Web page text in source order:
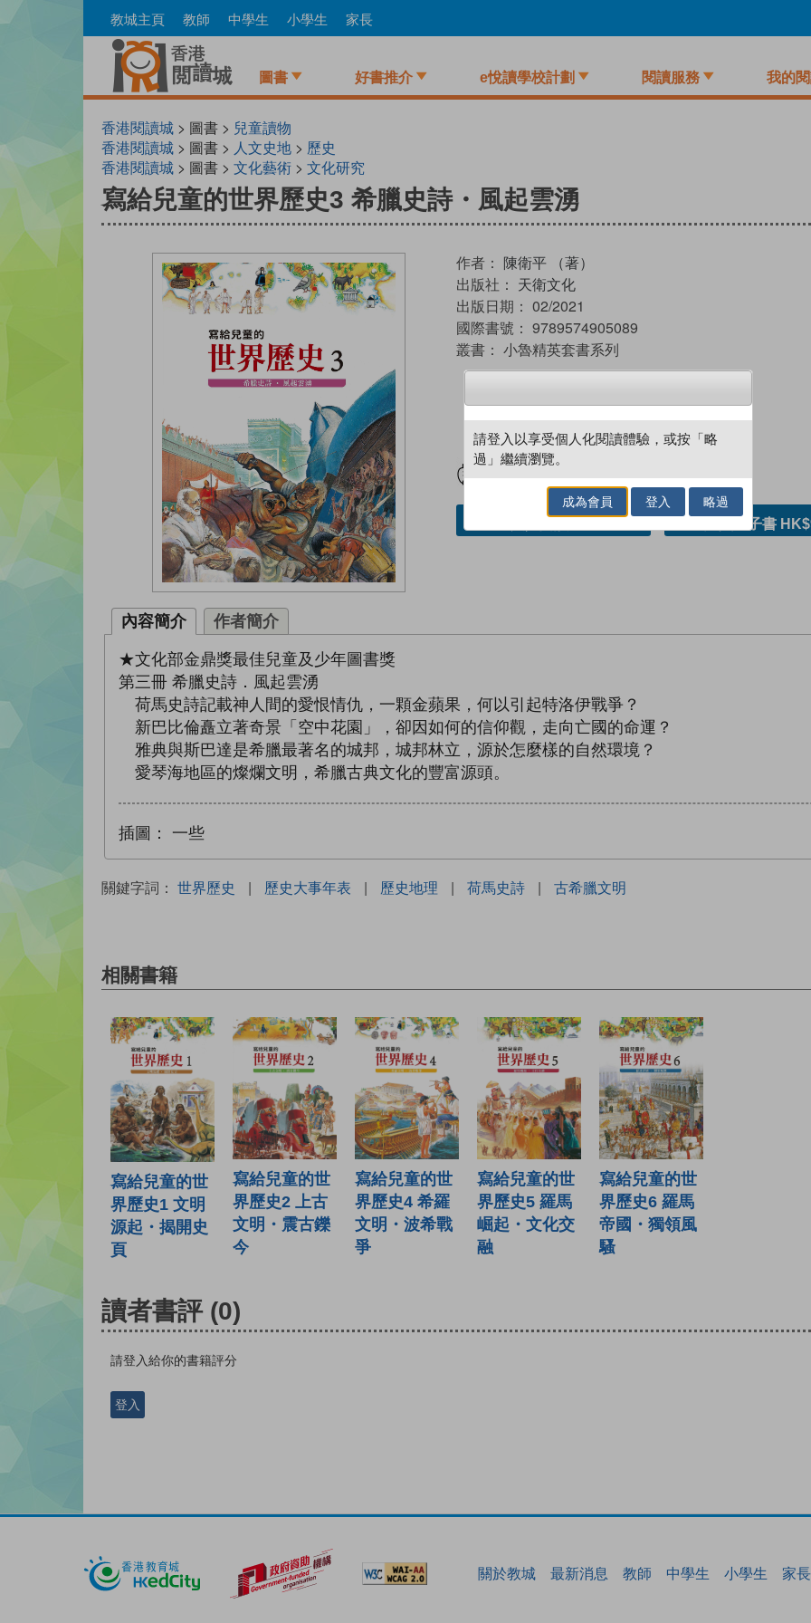
to
教城主頁 教師 中學生 小學生 家長
圖書 好書推介 e悅讀學校計劃 閱讀服務 我的
香港閱讀城> 圖書 > 兒童讀物
香港閱讀城> 圖書 > 人文史地> 歷史
香港閱讀城> 圖書 > 文化藝術> 文化研究
寫給兒童的世界歷史3 希臘史詩・風起雲湧
作者： 陳衛平 （著）
出版社： 天衛文化
出版日期： 02/2021
國際書號： 9789574905089
叢書： 小魯精英套書系列
試閲 加入閱讀紀錄
購買電子書
內容簡介 作者簡介
★文化部金鼎獎最佳兒童及少年圖書獎
第三冊 希臘史詩．風起雲湧
荷馬史詩記載神人間的愛恨情仇，一顆金蘋果，何以引起特洛伊戰爭？
新巴比倫矗立著奇景「空中花園」，卻因如何的信仰觀，走向亡國的命運？
雅典與斯巴達是希臘最著名的城邦，城邦林立，源於怎麼樣的自然環境？
愛琴海地區的燦爛文明，希臘古典文化的豐富源頭。
插圖： 一些
關鍵字詞： 世界歷史 | 歷史大事年表 | 歷史地理 | 荷馬史詩 | 古希臘文明
相關書籍
寫給兒童的世
界歷史1 文明
源起・揭開史
頁
寫給兒童的世
界歷史2 上古
文明・震古鑠
今
寫給兒童的世
界歷史4 希羅
文明・波希戰
爭
寫給兒童的世
界歷史5 羅馬
崛起・文化交
融
寫給兒童的世
界歷史6 羅馬
帝國・獨領風
騷
讀者書評 (0)
請登入給你的書籍評分
登入
關於教城 最新消息 教師 中學生 小學生 家長
請登入以享受個人化閱讀體驗，或按「略
過」繼續瀏覽。
成為會員 登入 略過